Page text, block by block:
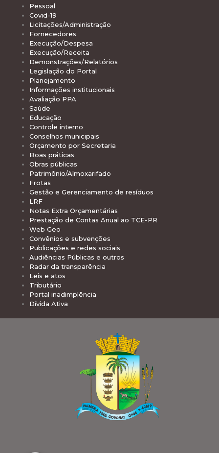
Pessoal
Covid-19
Licitações/Administração
Fornecedores
Execução/Despesa
Execução/Receita
Demonstrações/Relatórios
Legislação do Portal
Planejamento
Informações institucionais
Avaliação PPA
Saúde
Educação
Controle interno
Conselhos municipais
Orçamento por Secretaria
Boas práticas
Obras públicas
Patrimônio/Almoxarifado
Frotas
Gestão e Gerenciamento de resíduos
LRF
Notas Extra Orçamentárias
Prestação de Contas Anual ao TCE-PR
Web Geo
Convênios e subvenções
Publicações e redes sociais
Audiências Públicas e outros
Radar da transparência
Leis e atos
Tributário
Portal inadimplência
Dívida Ativa